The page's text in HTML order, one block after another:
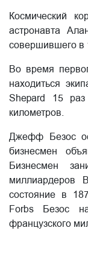
Космический
астронавта
совершившего в
Во время
находиться
Shepard 15
километров.
Джефф Безос
бизнесмен
Бизнесмен
миллиардеров
состояние в
Forbs Безос
французского